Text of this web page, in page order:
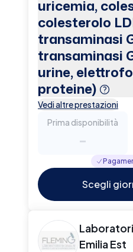
uricemia,
colesterolo
transaminasi
transaminasi
urine,
proteine)
Vedi altre prestazioni
Prima disponibilità
-
Scegli
Emilia Est